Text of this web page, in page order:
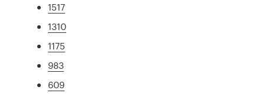
1517
1310
1175
983
609